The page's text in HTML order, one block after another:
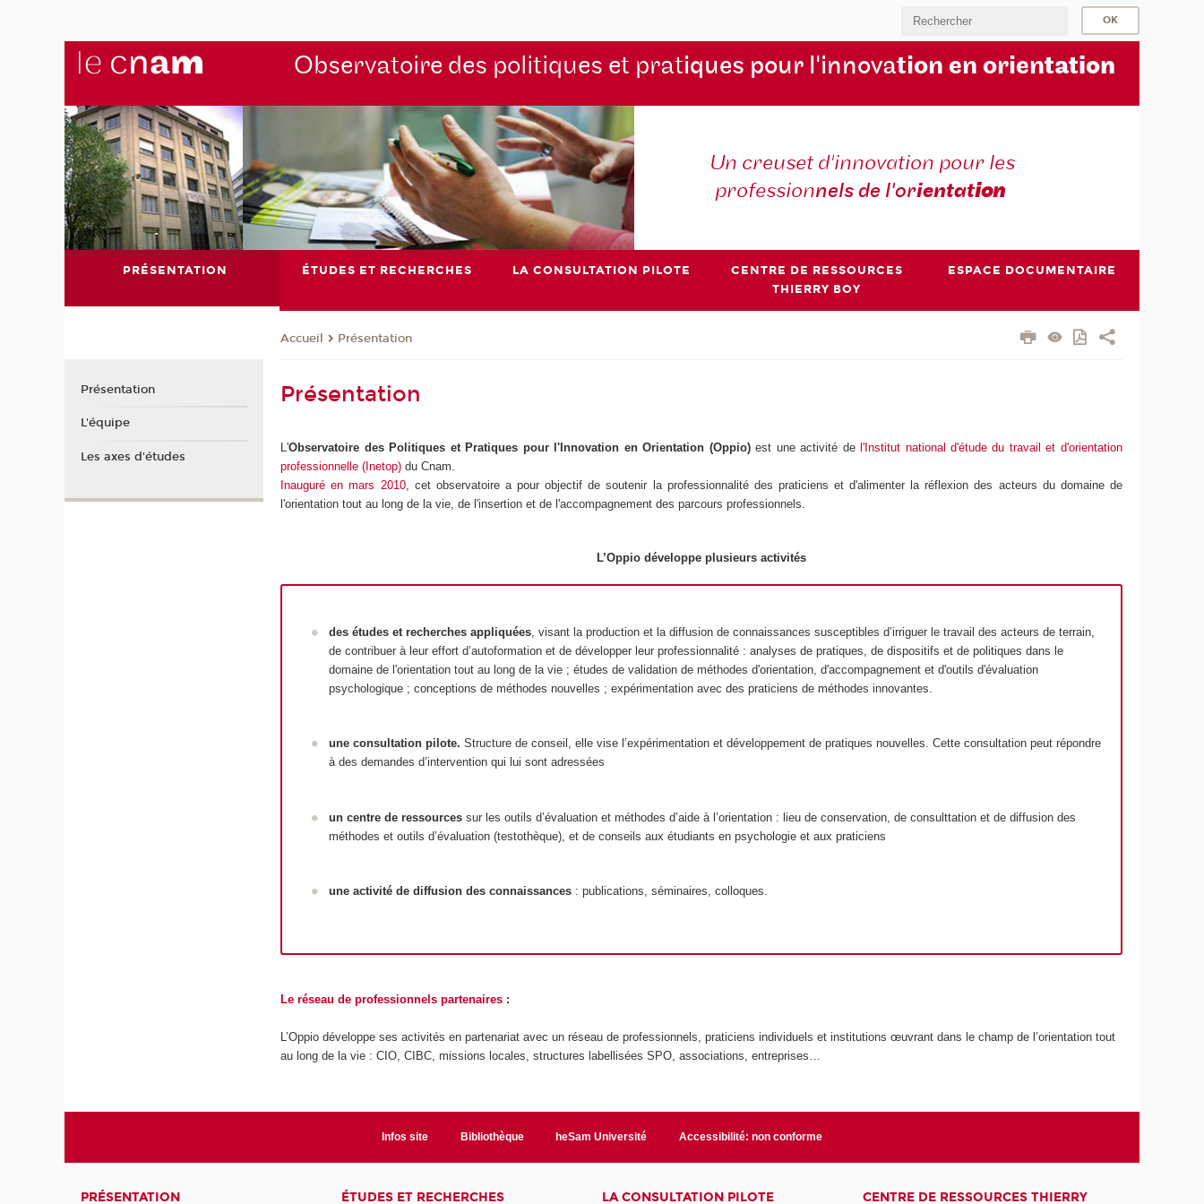
Observatoire des politiques et pratiques pour l'innovation en orientation
Un creuset d'innovation pour les
professionnels de l'orientation
PRÉSENTATION ÉTUDES ET RECHERCHES LA CONSULTATION PILOTE
CENTRE DE RESSOURCES
THIERRY BOY
ESPACE DOCUMENTAIRE
Accueil Présentation
Présentation
L'Observatoire des Politiques et Pratiques pour l'Innovation en Orientation (Oppio)est une activité de l'Institut national d'étude du travail et d'orientation
professionnelle (Inetop) du Cnam.
Inauguré en mars 2010, cet observatoire a pour objectif de soutenir la professionnalité des praticiens et d'alimenter la réflexion des acteurs du domaine de
l'orientation tout au long de la vie, de l'insertion et de l'accompagnement des parcours professionnels.
L’Oppio développe plusieurs activités
des études et recherches appliquées , visant la production et la diffusion de connaissances susceptibles d’irriguer le travail des acteurs de terrain,
de contribuer à leur effort d’autoformation et de développer leur professionnalité : analyses de pratiques, de dispositifs et de politiques dans le
domaine de l'orientation tout au long de la vie ; études de validation de méthodes d'orientation, d'accompagnement et d'outils d'évaluation
psychologique ; conceptions de méthodes nouvelles ; expérimentation avec des praticiens de méthodes innovantes.
une consultation pilote. Structure de conseil, elle vise l’expérimentation et développement de pratiques nouvelles. Cette consultation peut répondre
à des demandes d’intervention qui lui sont adressées
un centre de ressourcessur les outils d’évaluation et méthodes d’aide à l’orientation : lieu de conservation, de consulttation et de diffusion des
méthodes et outils d’évaluation (testothèque), et de conseils aux étudiants en psychologie et aux praticiens
une activité de diffusion des connaissances : publications, séminaires, colloques.
Le réseau de professionnels partenaires :
L’Oppio développe ses activités en partenariat avec un réseau de professionnels, praticiens individuels et institutions œuvrant dans le champ de l’orientation tout
au long de la vie : CIO, CIBC, missions locales, structures labellisées SPO, associations, entreprises…
Présentation
L'équipe
Les axes d'études
Infos site Bibliothèque heSam Université Accessibilité: non conforme
PRÉSENTATION ÉTUDES ET RECHERCHES LA CONSULTATION PILOTE CENTRE DE RESSOURCES THIERRY